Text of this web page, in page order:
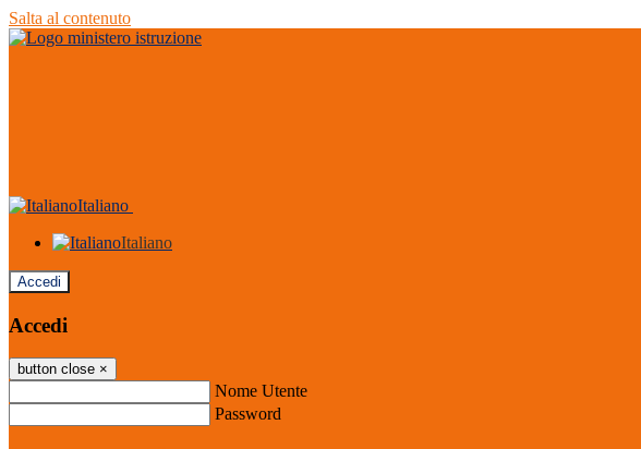
Salta al contenuto
Italiano
Italiano
Accedi
Accedi
button close ×
Nome Utente
Password